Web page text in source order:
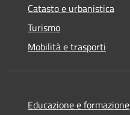
Catasto e urbanistica
Turismo
Mobilità e trasporti
Educazione e formazione